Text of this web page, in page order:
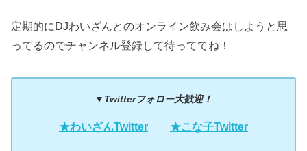
定期的にDJわいざんとのオンライン飲み会はしようと思
ってるのでチャンネル登録して待っててね！
▼Twitterフォロー大歓迎！
★わいざんTwitter ★こな子Twitter